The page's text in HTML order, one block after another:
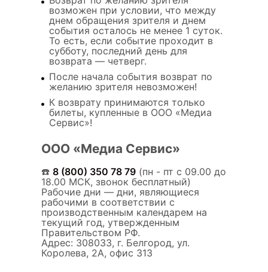
возможен при условии, что между
днем обращения зрителя и днем
события осталось не менее 1 суток.
То есть, если событие проходит в
субботу, последний день для
возврата — четверг.
После начала события возврат по
желанию зрителя невозможен!
К возврату принимаются только
билеты, купленные в ООО «Медиа
Сервис»!
ООО «Медиа Сервис»
☎️ 8 (800) 350 78 79 (пн - пт с 09.00 до
18.00 МСК, звонок бесплатный)
Рабочие дни — дни, являющиеся
рабочими в соответствии с
производственным календарем на
текущий год, утвержденным
Правительством РФ.
Адрес: 308033, г. Белгород, ул.
Королева, 2А, офис 313